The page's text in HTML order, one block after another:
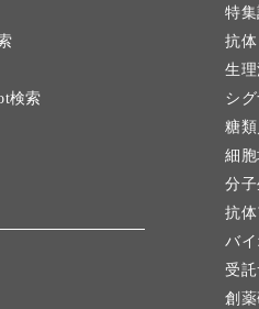
検索
特
抗体
生
シ
糖
細
分子
抗体
バ
受託
創